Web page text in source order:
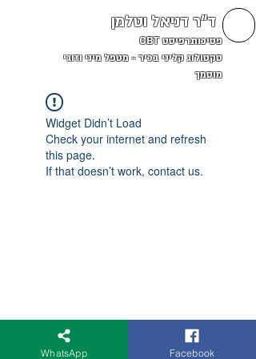
ד"ר דניאל וטלמן
פסיכותרפיסט CBT
סקסולוג קליני בכיר - מטפל מיני וזוגי
מוסמך
Widget Didn’t Load
Check your internet and refresh
this page.
If that doesn’t work, contact us.
WhatsApp Facebook